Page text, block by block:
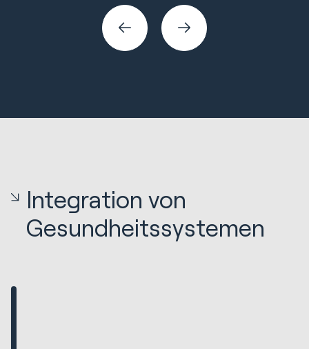
Integration von
Gesundheitssystemen